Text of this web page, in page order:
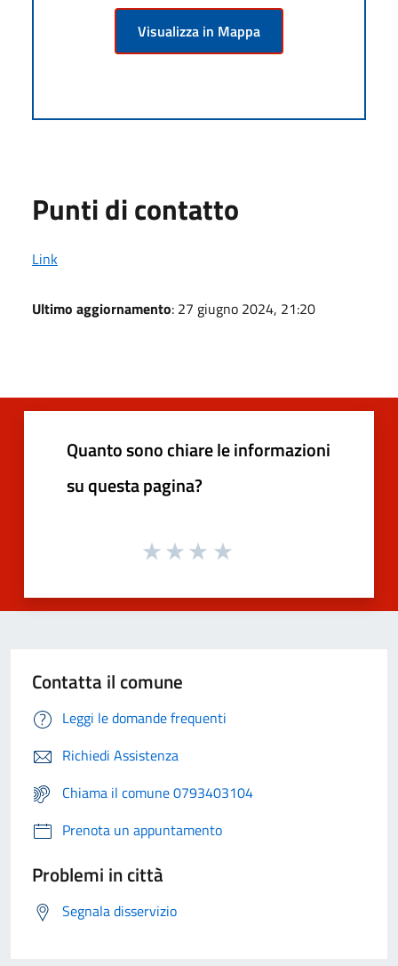
Visualizza in Mappa
Punti di contatto
Link
Ultimo aggiornamento: 27 giugno 2024, 21:20
Quanto sono chiare le informazioni
su questa pagina?
Contatta il comune
Leggi le domande frequenti
Richiedi Assistenza
Chiama il comune 0793403104
Prenota un appuntamento
Problemi in città
Segnala disservizio